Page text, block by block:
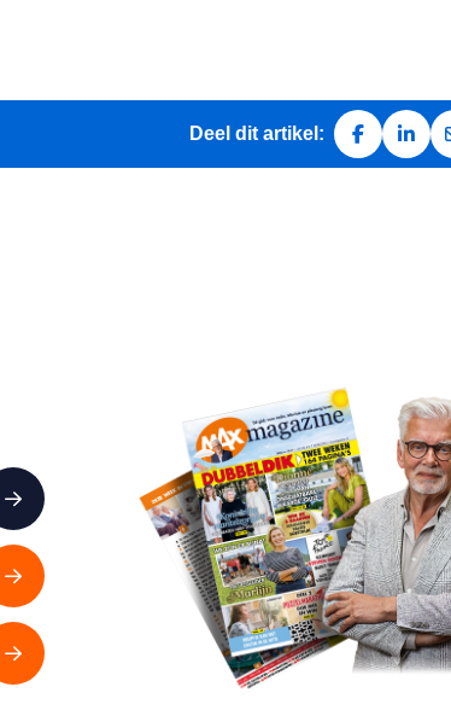
Deel dit artikel:
Deel opDeel